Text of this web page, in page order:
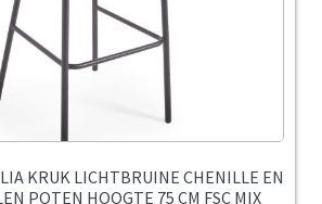
KRUK LICHTBRUINE CHENILLE EN
POTEN HOOGTE 75 CM FSC MIX